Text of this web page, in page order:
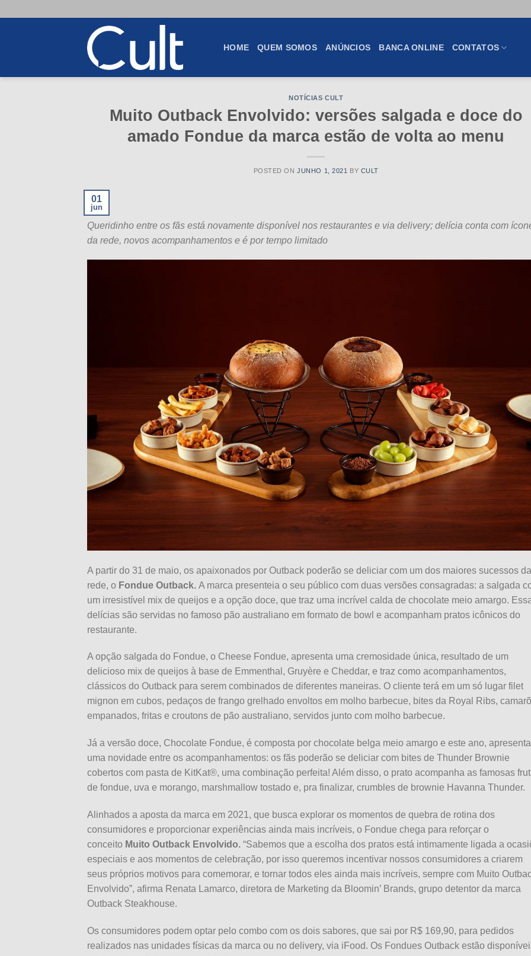
HOME QUEM SOMOS ANÚNCIOS BANCA ONLINE CONTATOS
NOTÍCIAS CULT
Muito Outback Envolvido: versões salgada e doce do
amado Fondue da marca estão de volta ao menu
POSTED ONJUNHO 1, 2021 BY CULT
01
jun
Queridinho entre os fãs está novamente disponível nos restaurantes e via delivery; delícia conta com
da rede, novos acompanhamentos e é por tempo limitado
A partir do 31 de maio, os apaixonados por Outback poderão se deliciar com um dos maiores sucessos da
rede, o Fondue Outback. A marca presenteia o seu público com duas versões consagradas: a salgada
um irresistível mix de queijos e a opção doce, que traz uma incrível calda de chocolate meio amargo.
delícias são servidas no famoso pão australiano em formato de bowl e acompanham pratos icônicos do
restaurante.
A opção salgada do Fondue, o Cheese Fondue, apresenta uma cremosidade única, resultado de um
delicioso mix de queijos à base de Emmenthal, Gruyère e Cheddar, e traz como acompanhamentos,
clássicos do Outback para serem combinados de diferentes maneiras. O cliente terá em um só lugar filet
mignon em cubos, pedaços de frango grelhado envoltos em molho barbecue, bites da Royal Ribs,
empanados, fritas e croutons de pão australiano, servidos junto com molho barbecue.
Já a versão doce, Chocolate Fondue, é composta por chocolate belga meio amargo e este ano, apresenta
uma novidade entre os acompanhamentos: os fãs poderão se deliciar com bites de Thunder Brownie
cobertos com pasta de KitKat®, uma combinação perfeita! Além disso, o prato acompanha as famosas
de fondue, uva e morango, marshmallow tostado e, pra finalizar, crumbles de brownie Havanna Thunder.
Alinhados a aposta da marca em 2021, que busca explorar os momentos de quebra de rotina dos
consumidores e proporcionar experiências ainda mais incríveis, o Fondue chega para reforçar o
conceito Muito Outback Envolvido. “Sabemos que a escolha dos pratos está intimamente ligada a
especiais e aos momentos de celebração, por isso queremos incentivar nossos consumidores a criarem
seus próprios motivos para comemorar, e tornar todos eles ainda mais incríveis, sempre com Muito
Envolvido”, afirma Renata Lamarco, diretora de Marketing da Bloomin’ Brands, grupo detentor da marca
Outback Steakhouse.
Os consumidores podem optar pelo combo com os dois sabores, que sai por R$ 169,90, para pedidos
realizados nas unidades físicas da marca ou no delivery, via iFood. Os Fondues Outback estão